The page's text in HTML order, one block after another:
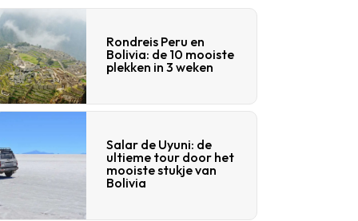
Rondreis Peru en
Bolivia: de 10 mooiste
plekken in 3 weken
Salar de Uyuni: de
ultieme tour door het
mooiste stukje van
Bolivia